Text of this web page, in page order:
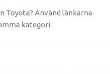
Toyota? Använd länkarna
kategori.